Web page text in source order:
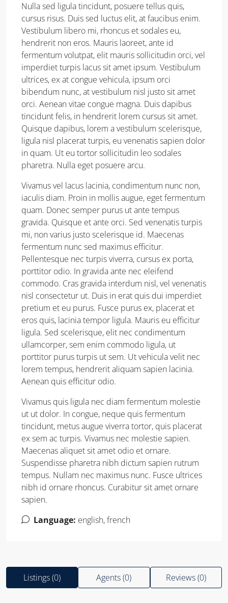
Nulla sed ligula tincidunt, posuere tellus quis,
cursus risus. Duis sed luctus elit, at faucibus enim.
Vestibulum libero mi, rhoncus et sodales eu,
hendrerit non eros. Mauris laoreet, ante id
fermentum volutpat, elit mauris sollicitudin orci, vel
imperdiet turpis lacus sit amet ipsum. Vestibulum
ultrices, ex at congue vehicula, ipsum orci
bibendum nunc, at vestibulum nisl justo sit amet
orci. Aenean vitae congue magna. Duis dapibus
tincidunt felis, in hendrerit lorem cursus sit amet.
Quisque dapibus, lorem a vestibulum scelerisque,
ligula nisl placerat turpis, eu venenatis sapien dolor
in quam. Ut eu tortor sollicitudin leo sodales
pharetra. Nulla eget posuere arcu.
Vivamus vel lacus lacinia, condimentum nunc non,
iaculis diam. Proin in mollis augue, eget fermentum
quam. Donec semper purus ut ante tempus
gravida. Quisque et ante orci. Sed venenatis turpis
mi, non varius justo scelerisque id. Maecenas
fermentum nunc sed maximus efficitur.
Pellentesque nec turpis viverra, cursus ex porta,
porttitor odio. In gravida ante nec eleifend
commodo. Cras gravida interdum nisl, vel venenatis
nisl consectetur ut. Duis in erat quis dui imperdiet
pretium et eu purus. Fusce purus ex, placerat et
eros quis, lacinia tempor ligula. Mauris eu efficitur
ligula. Sed scelerisque, elit nec condimentum
ullamcorper, sem enim commodo ligula, ut
porttitor purus turpis ut sem. Ut vehicula velit nec
lorem tempus, hendrerit aliquam sapien lacinia.
Aenean quis efficitur odio.
Vivamus quis ligula nec diam fermentum molestie
ut ut dolor. In congue, neque quis fermentum
tincidunt, metus augue viverra tortor, quis placerat
ex sem ac turpis. Vivamus nec molestie sapien.
Maecenas aliquet sit amet odio et ornare.
Suspendisse pharetra nibh dictum sapien rutrum
tempus. Nullam nec maximus nunc. Fusce ultrices
nibh id ornare rhoncus. Curabitur sit amet ornare
sapien.
Language: english, french
Listings (0) Agents (0) Reviews (0)